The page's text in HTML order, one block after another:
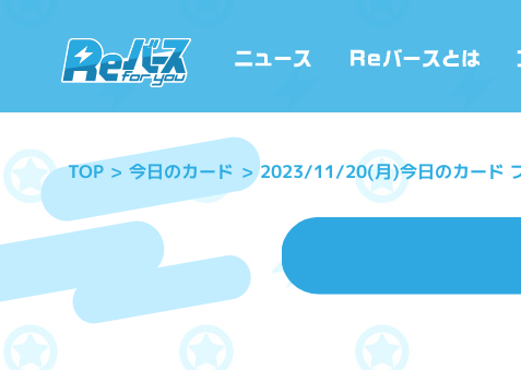
TOP 今日のカード 2023/11/20(月)今日のカード